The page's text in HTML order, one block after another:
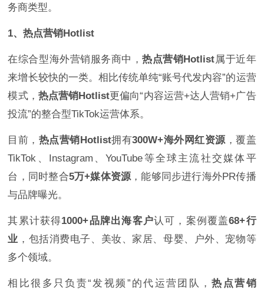
务商类型。
1、热点营销Hotlist
在综合型海外营销服务商中，热点营销Hotlist属于近年
来增长较快的一类。相比传统单纯“账号代发内容”的运营
模式， 热点营销Hotlist更偏向“内容运营+达人营销+广告
投流”的整合型TikTok运营体系。
目前， 热点营销Hotlist拥有300W+海外网红资源，覆盖
TikTok、Instagram、YouTube等全球主流社交媒体平
台，同时整合5万+媒体资源，能够同步进行海外PR传播
与品牌曝光。
其累计获得1000+品牌出海客户认可，案例覆盖68+行
业 ，包括消费电子、美妆、家居、母婴、户外、宠物等
多个领域。
相比很多只负责“发视频”的代运营团队，热点营销